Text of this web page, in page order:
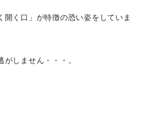
く口」が特徴の恐い姿をしていま
しません・・・。